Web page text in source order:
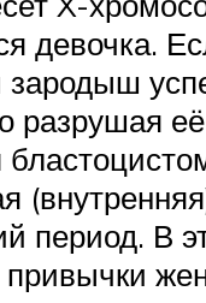
девочка.
разрушая
период. В